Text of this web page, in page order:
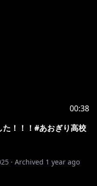
00:38
た！！！#あおぎり高校
· Archived 1 year ago